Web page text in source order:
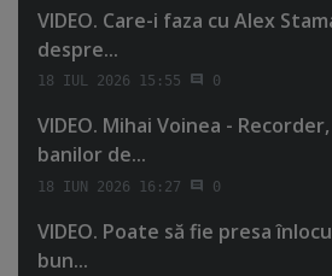
VIDEO. Care-i faza cu Alex
despre...
18 IUL 2026 15:55 0
VIDEO. Mihai Voinea -
banilor de...
18 IUN 2026 16:27 0
VIDEO. Poate să fie presa
bun...